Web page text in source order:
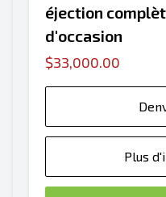
éjection
d'occasion
$33,000.00
Plus